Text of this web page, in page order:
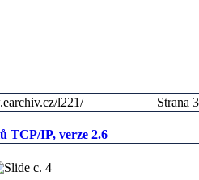
Strana 3
l221/
TCP/IP, verze 2.6